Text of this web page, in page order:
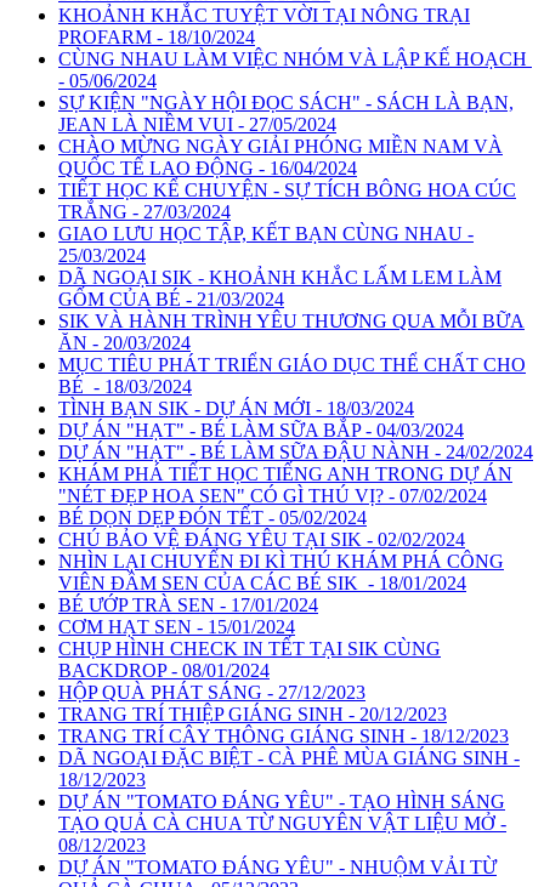
KHOẢNH KHẮC TUYỆT VỜI TẠI NÔNG TRẠI
PROFARM - 18/10/2024
CÙNG NHAU LÀM VIỆC NHÓM VÀ LẬP KẾ HOẠCH
- 05/06/2024
SỰ KIỆN "NGÀY HỘI ĐỌC SÁCH" - SÁCH LÀ BẠN,
JEAN LÀ NIỀM VUI - 27/05/2024
CHÀO MỪNG NGÀY GIẢI PHÓNG MIỀN NAM VÀ
QUỐC TẾ LAO ĐỘNG - 16/04/2024
TIẾT HỌC KỂ CHUYỆN - SỰ TÍCH BÔNG HOA CÚC
TRẮNG - 27/03/2024
GIAO LƯU HỌC TẬP, KẾT BẠN CÙNG NHAU -
25/03/2024
DÃ NGOẠI SIK - KHOẢNH KHẮC LẤM LEM LÀM
GỐM CỦA BÉ - 21/03/2024
SIK VÀ HÀNH TRÌNH YÊU THƯƠNG QUA MỖI BỮA
ĂN - 20/03/2024
MỤC TIÊU PHÁT TRIỂN GIÁO DỤC THỂ CHẤT CHO
BÉ - 18/03/2024
TÌNH BẠN SIK - DỰ ÁN MỚI - 18/03/2024
DỰ ÁN "HẠT" - BÉ LÀM SỮA BẮP - 04/03/2024
DỰ ÁN "HẠT" - BÉ LÀM SỮA ĐẬU NÀNH - 24/02/2024
KHÁM PHÁ TIẾT HỌC TIẾNG ANH TRONG DỰ ÁN
"NÉT ĐẸP HOA SEN" CÓ GÌ THÚ VỊ? - 07/02/2024
BÉ DỌN DẸP ĐÓN TẾT - 05/02/2024
CHÚ BẢO VỆ ĐÁNG YÊU TẠI SIK - 02/02/2024
NHÌN LẠI CHUYẾN ĐI KÌ THÚ KHÁM PHÁ CÔNG
VIÊN ĐẦM SEN CỦA CÁC BÉ SIK - 18/01/2024
BÉ ƯỚP TRÀ SEN - 17/01/2024
CƠM HẠT SEN - 15/01/2024
CHỤP HÌNH CHECK IN TẾT TẠI SIK CÙNG
BACKDROP - 08/01/2024
HỘP QUÀ PHÁT SÁNG - 27/12/2023
TRANG TRÍ THIỆP GIÁNG SINH - 20/12/2023
TRANG TRÍ CÂY THÔNG GIÁNG SINH - 18/12/2023
DÃ NGOẠI ĐẶC BIỆT - CÀ PHÊ MÙA GIÁNG SINH -
18/12/2023
DỰ ÁN "TOMATO ĐÁNG YÊU" - TẠO HÌNH SÁNG
TẠO QUẢ CÀ CHUA TỪ NGUYÊN VẬT LIỆU MỞ -
08/12/2023
DỰ ÁN "TOMATO ĐÁNG YÊU" - NHUỘM VẢI TỪ